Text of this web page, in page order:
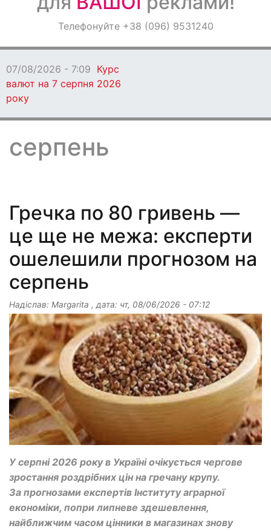
ОголошенняТелефонуйте +38 (096) 9531240
07/08/2026 - 7:04 Вчитель із Кам'янського став
премії Global Teacher Prize Ukraine 2026
серпень
Гречка по 80 гривень —
це ще не межа: експерти
ошелешили прогнозом на
серпень
Надіслав: Margarita , дата: чт, 08/06/2026 - 07:12
У серпні 2026 року в Україні очікується чергове
зростання роздрібних цін на гречану крупу.
За прогнозами експертів Інституту аграрної
економіки, попри липневе здешевлення,
найближчим часом цінники в магазинах знову